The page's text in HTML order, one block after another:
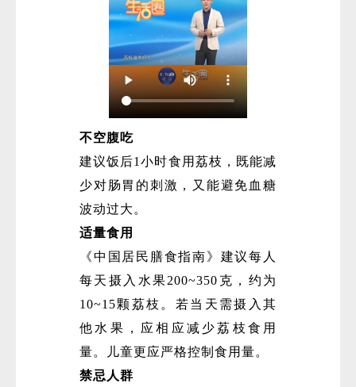
不空腹吃
建议饭后1小时食用荔枝，既能减
少对肠胃的刺激，又能避免血糖
波动过大。
适量食用
《中国居民膳食指南》建议每人
每天摄入水果200~350克，约为
10~15颗荔枝。若当天需摄入其
他水果，应相应减少荔枝食用
量。儿童更应严格控制食用量。
禁忌人群